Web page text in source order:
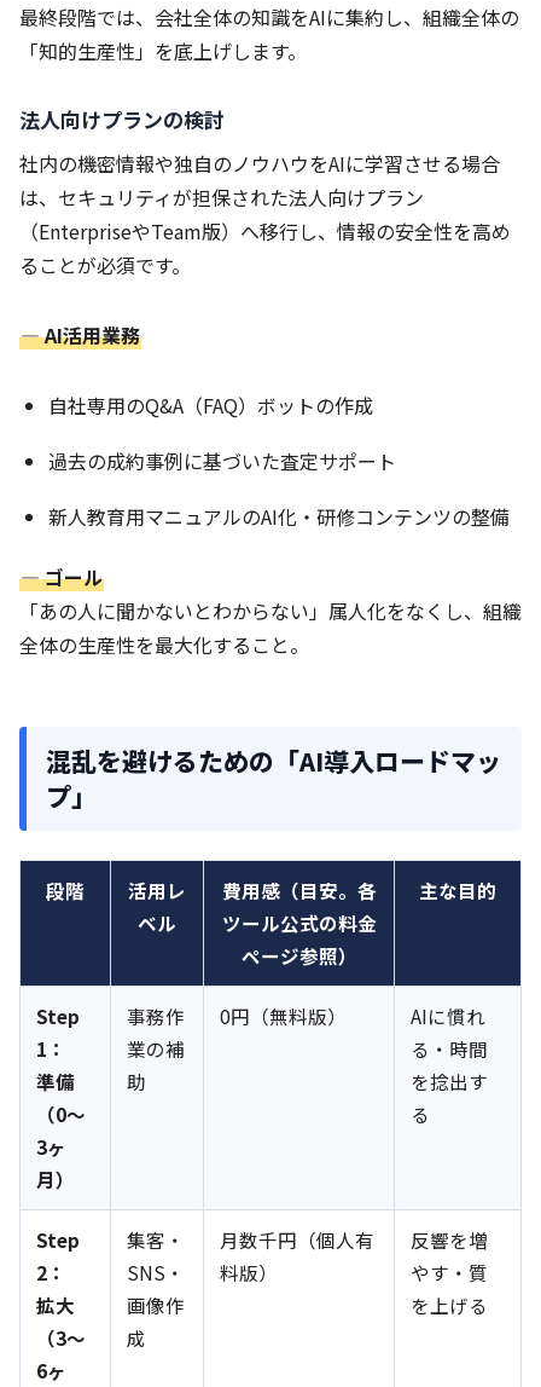
最終段階では、会社全体の知識をAIに集約し、組織全体の
「知的生産性」を底上げします。
法人向けプランの検討
社内の機密情報や独自のノウハウをAIに学習させる場合
は、セキュリティが担保された法人向けプラン
（EnterpriseやTeam版）へ移行し、情報の安全性を高め
ることが必須です。
― AI活用業務
自社専用のQ&A（FAQ）ボットの作成
過去の成約事例に基づいた査定サポート
新人教育用マニュアルのAI化・研修コンテンツの整備
― ゴール
「あの人に聞かないとわからない」属人化をなくし、組織
全体の生産性を最大化すること。
混乱を避けるための「AI導入ロードマッ
プ」
段階
活用レ
ベル
費用感（目安。各
ツール公式の料金
ページ参照）
主な目的
Step
1：
準備
（0〜
3ヶ
月）
事務作
業の補
助
0円（無料版）
AIに慣れ
る・時間
を捻出す
る
Step
2：
拡大
（3〜
6ヶ
集客・
SNS・
画像作
成
月数千円（個人有
料版）
反響を増
やす・質
を上げる